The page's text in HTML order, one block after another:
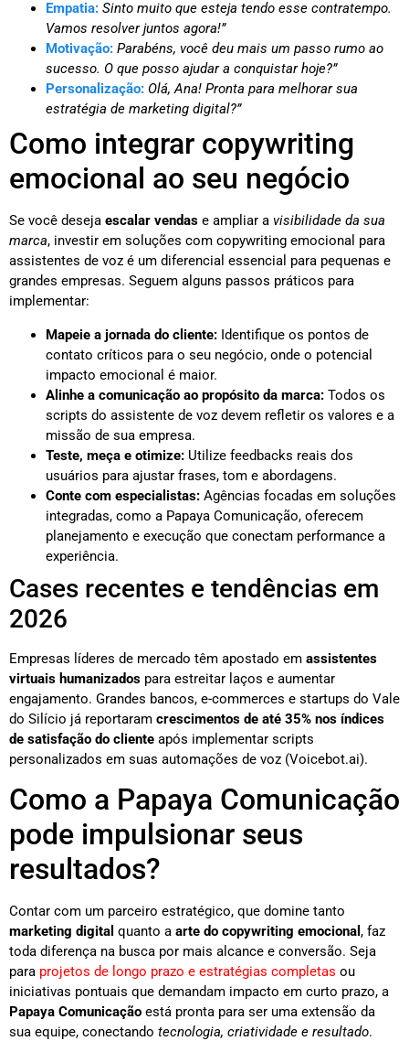
Empatia: Sinto muito que esteja tendo esse contratempo.
Vamos resolver juntos agora!”
Motivação: Parabéns, você deu mais um passo rumo ao
sucesso. O que posso ajudar a conquistar hoje?”
Personalização: Olá, Ana! Pronta para melhorar sua
estratégia de marketing digital?”
Como integrar copywriting
emocional ao seu negócio
Se você deseja escalar vendas e ampliar a visibilidade da sua
marca, investir em soluções com copywriting emocional para
assistentes de voz é um diferencial essencial para pequenas e
grandes empresas. Seguem alguns passos práticos para
implementar:
Mapeie a jornada do cliente: Identifique os pontos de
contato críticos para o seu negócio, onde o potencial
impacto emocional é maior.
Alinhe a comunicação ao propósito da marca: Todos os
scripts do assistente de voz devem refletir os valores e a
missão de sua empresa.
Teste, meça e otimize: Utilize feedbacks reais dos
usuários para ajustar frases, tom e abordagens.
Conte com especialistas: Agências focadas em soluções
integradas, como a Papaya Comunicação, oferecem
planejamento e execução que conectam performance a
experiência.
Cases recentes e tendências em
2026
Empresas líderes de mercado têm apostado em assistentes
virtuais humanizados para estreitar laços e aumentar
engajamento. Grandes bancos, e-commerces e startups do Vale
do Silício já reportaram crescimentos de até 35% nos índices
de satisfação do cliente após implementar scripts
personalizados em suas automações de voz (Voicebot.ai).
Como a Papaya Comunicação
pode impulsionar seus
resultados?
Contar com um parceiro estratégico, que domine tanto
marketing digital quanto a arte do copywriting emocional , faz
toda diferença na busca por mais alcance e conversão. Seja
para projetos de longo prazo e estratégias completas ou
iniciativas pontuais que demandam impacto em curto prazo, a
Papaya Comunicação está pronta para ser uma extensão da
sua equipe, conectando tecnologia, criatividade e resultado.